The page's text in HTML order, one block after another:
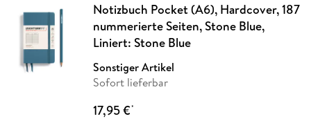
Notizbuch Pocket (A6), Hardcover, 187
nummerierte Seiten, Stone Blue,
Liniert: Stone Blue
Sonstiger Artikel
Sofort lieferbar
17,95 €*